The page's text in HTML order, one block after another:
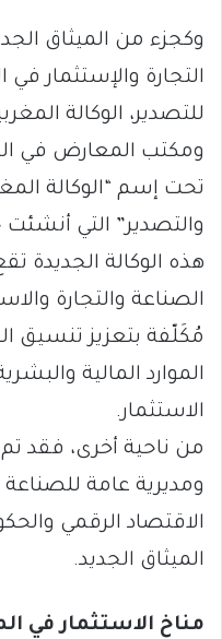
وكجزء من الميثاق
التجارة والإستثمار في
للتصدير، الوكالة
ومكتب المعارض في
تحت إسم “الوكالة
والتصدير” التي أنشئت
هذه الوكالة
الصناعة والتجارة
مُكَلّفة بتعزيز تنسيق
الموارد المالية
الاستثمار.
من ناحية أخرى، فقد تم
ومديرية عامة
الاقتصاد الرقمي
الميثاق الجديد.
مناخ الاستثمار في